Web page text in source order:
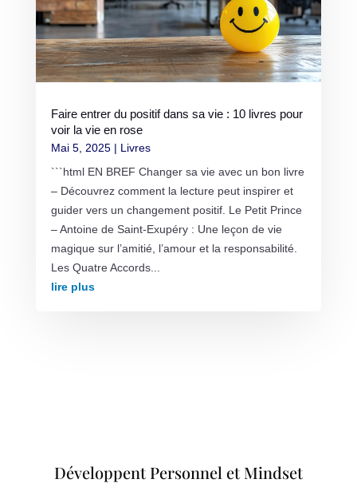
Faire entrer du positif dans sa vie : 10 livres pour
voir la vie en rose
Mai 5, 2025| Livres
```html EN BREF Changer sa vie avec un bon livre
– Découvrez comment la lecture peut inspirer et
guider vers un changement positif. Le Petit Prince
– Antoine de Saint-Exupéry : Une leçon de vie
magique sur l’amitié, l’amour et la responsabilité.
Les Quatre Accords...
lire plus
Développent Personnel et Mindset